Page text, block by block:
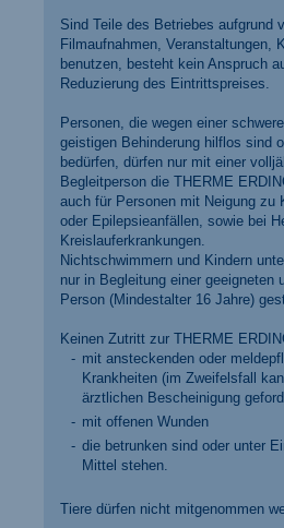
Sind Teile des Betriebes aufgrund
Filmaufnahmen, Veranstaltungen,
benutzen, besteht kein Anspruch
Reduzierung des Eintrittspreises.
Personen, die wegen einer
geistigen Behinderung hilflos sind
bedürfen, dürfen nur mit einer
Begleitperson die THERME
auch für Personen mit Neigung zu
oder Epilepsieanfällen, sowie bei
Kreislauferkrankungen.
Nichtschwimmern und Kindern
nur in Begleitung einer geeigneten
Person (Mindestalter 16 Jahre)
Keinen Zutritt zur THERME
mit ansteckenden oder
Krankheiten (im Zweifelsfall
ärztlichen Bescheinigung
mit offenen Wunden
die betrunken sind oder unter
Mittel stehen.
Tiere dürfen nicht mitgenommen